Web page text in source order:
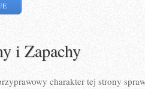
i Zapachy
charakter tej strony